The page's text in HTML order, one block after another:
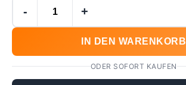
- +
IN DEN WARENKORB
ODER SOFORT KAUFEN